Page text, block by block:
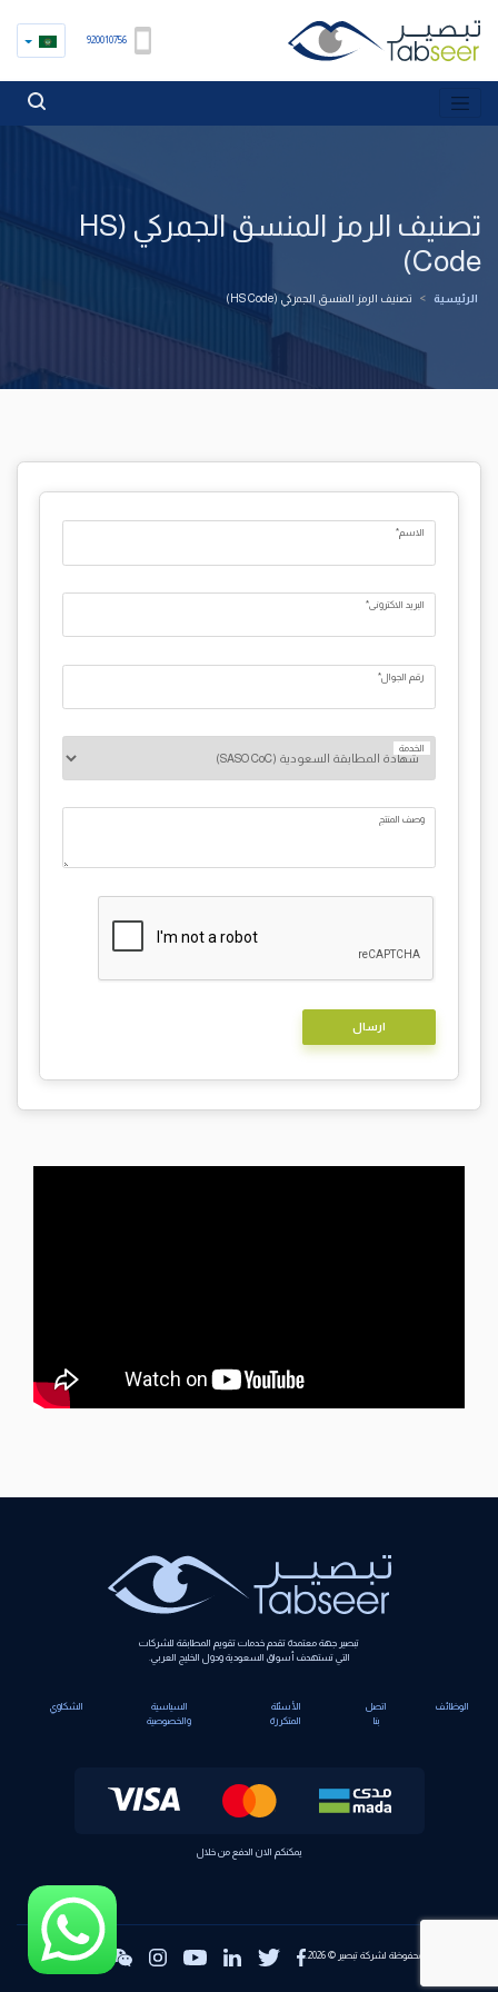
920010756
تصنيف الرمز المنسق الجمركي (HS
Code)
الرئيسية > تصنيف الرمز المنسق الجمركي (HS Code)
الاسم*
البريد الاكتروني*
رقم الجوال*
الخدمة
وصف المنتج
تبصير جهة معتمدة تقدم خدمات تقويم المطابقة للشركات
التي تستهدف أسواق السعودية ودول الخليج العربي.
الوظائف
اتصل
بنا
الأسئلة
المتكررة
السياسية
والخصوصية
الشكاوي
يمكنكم الان الدفع من خلال
جميع الحقوق محفوظة لشركة تبصير © 2026.